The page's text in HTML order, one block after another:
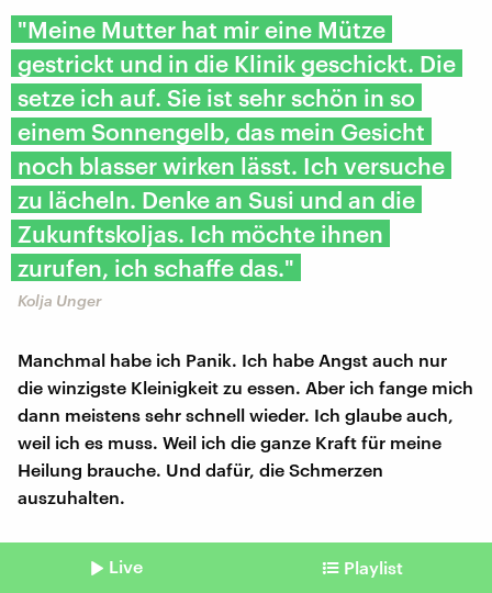
"Meine Mutter hat mir eine Mütze
gestrickt und in die Klinik geschickt. Die
setze ich auf. Sie ist sehr schön in so
einem Sonnengelb, das mein Gesicht
noch blasser wirken lässt. Ich versuche
zu lächeln. Denke an Susi und an die
Zukunftskoljas. Ich möchte ihnen
zurufen, ich schaffe das."
Kolja Unger
Manchmal habe ich Panik. Ich habe Angst auch nur
die winzigste Kleinigkeit zu essen. Aber ich fange mich
dann meistens sehr schnell wieder. Ich glaube auch,
weil ich es muss. Weil ich die ganze Kraft für meine
Heilung brauche. Und dafür, die Schmerzen
auszuhalten.
Live Playlist